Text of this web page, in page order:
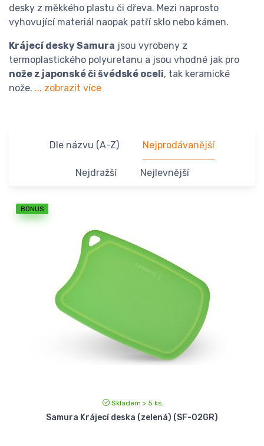
desky z měkkého plastu či dřeva. Mezi naprosto
vyhovující materiál naopak patří sklo nebo kámen.
Krájecí desky Samura jsou vyrobeny z
termoplastického polyuretanu a jsou vhodné jak pro
nože z japonské či švédské oceli, tak keramické
nože. ... zobrazit více
Dle názvu (A-Z) Nejprodávanější
Nejdražší Nejlevnější
BONUS
Skladem > 5 ks
Samura Krájecí deska (zelená) (SF-02GR)